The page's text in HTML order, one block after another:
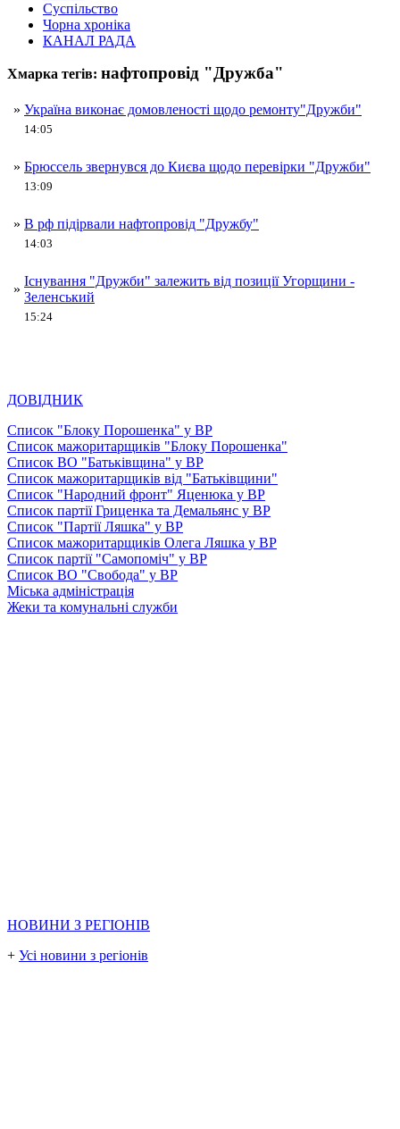
Суспільство
Чорна хроніка
КАНАЛ РАДА
Хмарка тегів: нафтопровід "Дружба"
» Україна виконає домовленості щодо ремонту"Дружби"
14:05
» Брюссель звернувся до Києва щодо перевірки "Дружби"
13:09
» В рф підірвали нафтопровід "Дружбу"
14:03
»
Існування "Дружби" залежить від позиції Угорщини -
Зеленський
15:24
ДОВІДНИК
Список "Блоку Порошенка" у ВР
Список мажоритарщиків "Блоку Порошенка"
Список ВО "Батьківщина" у ВР
Список мажоритарщиків від "Батьківщини"
Список "Народний фронт" Яценюка у ВР
Список партії Гриценка та Демальянс у ВР
Список "Партії Ляшка" у ВР
Список мажоритарщиків Олега Ляшка у ВР
Список партії "Самопоміч" у ВР
Список ВО "Свобода" у ВР
Міська адміністрація
Жеки та комунальні служби
НОВИНИ З РЕГІОНІВ
+ Усі новини з регіонів